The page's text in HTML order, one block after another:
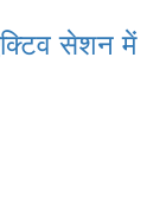
सेशन में